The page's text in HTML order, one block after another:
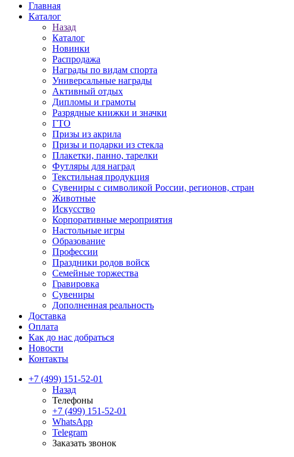
Главная
Каталог
Назад
Каталог
Новинки
Распродажа
Награды по видам спорта
Универсальные награды
Активный отдых
Дипломы и грамоты
Разрядные книжки и значки
ГТО
Призы из акрила
Призы и подарки из стекла
Плакетки, панно, тарелки
Футляры для наград
Текстильная продукция
Сувениры с символикой России, регионов, стран
Животные
Искусство
Корпоративные мероприятия
Настольные игры
Образование
Профессии
Праздники родов войск
Семейные торжества
Гравировка
Сувениры
Дополненная реальность
Доставка
Оплата
Как до нас добраться
Новости
Контакты
+7 (499) 151-52-01
Назад
Телефоны
+7 (499) 151-52-01
WhatsApp
Telegram
Заказать звонок